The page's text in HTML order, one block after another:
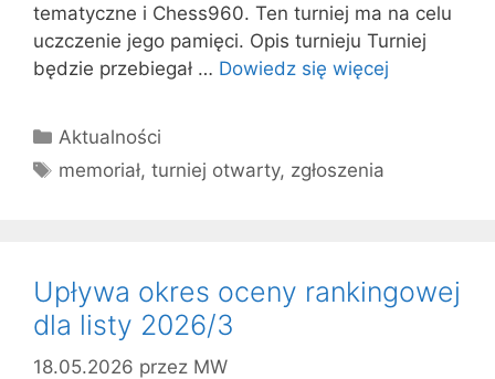
tematyczne i Chess960. Ten turniej ma na celu
uczczenie jego pamięci. Opis turnieju Turniej
będzie przebiegał … Dowiedz się więcej
Kategorie
Aktualności
Tagi
memoriał,turniej otwarty, zgłoszenia
Upływa okres oceny rankingowej
dla listy 2026/3
18.05.2026 przez MW